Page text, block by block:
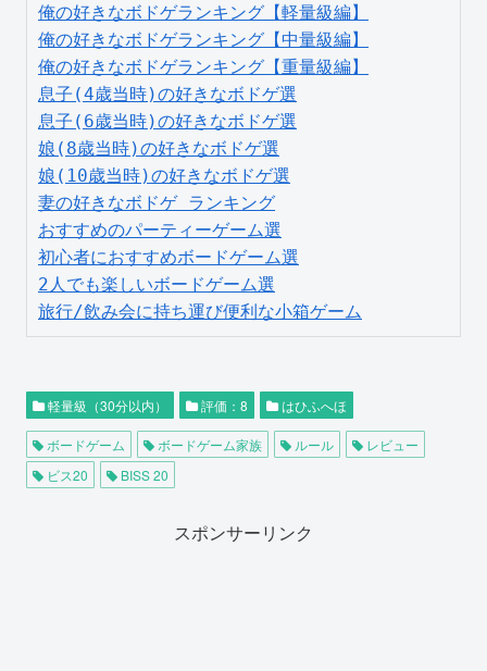
俺の好きなボドゲランキング【軽量級編】
俺の好きなボドゲランキング【中量級編】
俺の好きなボドゲランキング【重量級編】
息子(4歳当時)の好きなボドゲ選
息子(6歳当時)の好きなボドゲ選
娘(8歳当時)の好きなボドゲ選
娘(10歳当時)の好きなボドゲ選
妻の好きなボドゲ ランキング
おすすめのパーティーゲーム選
初心者におすすめボードゲーム選
2人でも楽しいボードゲーム選
旅行/飲み会に持ち運び便利な小箱ゲーム
軽量級（30分以内） 評価：8 はひふへほ
ボードゲーム ボードゲーム家族 ルール
レビュー
ビス20
BISS 20
スポンサーリンク